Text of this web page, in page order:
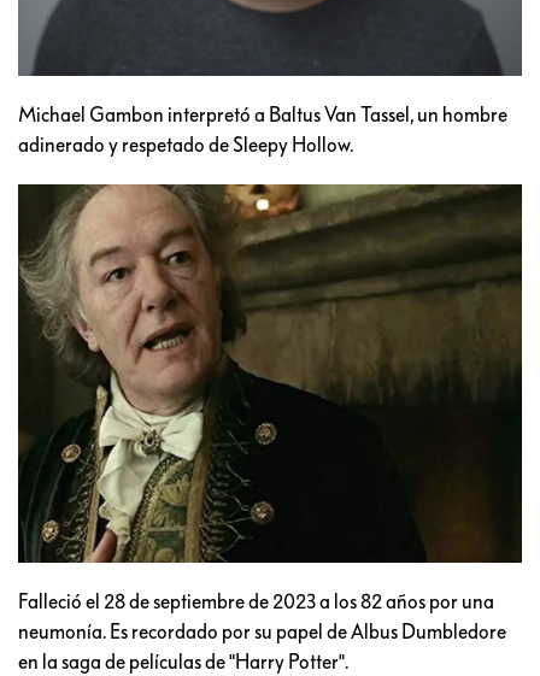
Michael Gambon interpretó a Baltus Van Tassel, un hombre
adinerado y respetado de Sleepy Hollow.
Falleció el 28 de septiembre de 2023 a los 82 años por una
neumonía. Es recordado por su papel de Albus Dumbledore
en la saga de películas de "Harry Potter".